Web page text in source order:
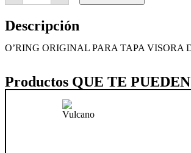
Descripción
O’RING ORIGINAL PARA TAPA
Productos QUE TE